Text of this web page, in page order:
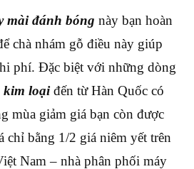
mài đánh bóng này bạn hoàn
chà nhám gỗ điều này giúp
phí. Đặc biệt với những dòng
kim loạiđến từ Hàn Quốc có
mùa giảm giá bạn còn được
chỉ bằng 1/2 giá niêm yết trên
Nam – nhà phân phối máy